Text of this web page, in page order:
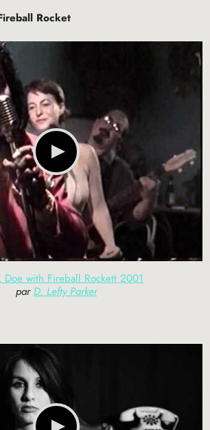
Rocket
Doe with Fireball Rockett 2001
parD. Lefty Parker